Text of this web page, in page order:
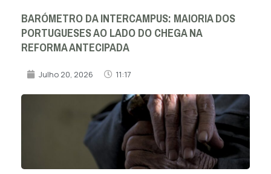
BARÓMETRO DA INTERCAMPUS: MAIORIA DOS
PORTUGUESES AO LADO DO CHEGA NA
REFORMA ANTECIPADA
Julho 20, 2026 11:17